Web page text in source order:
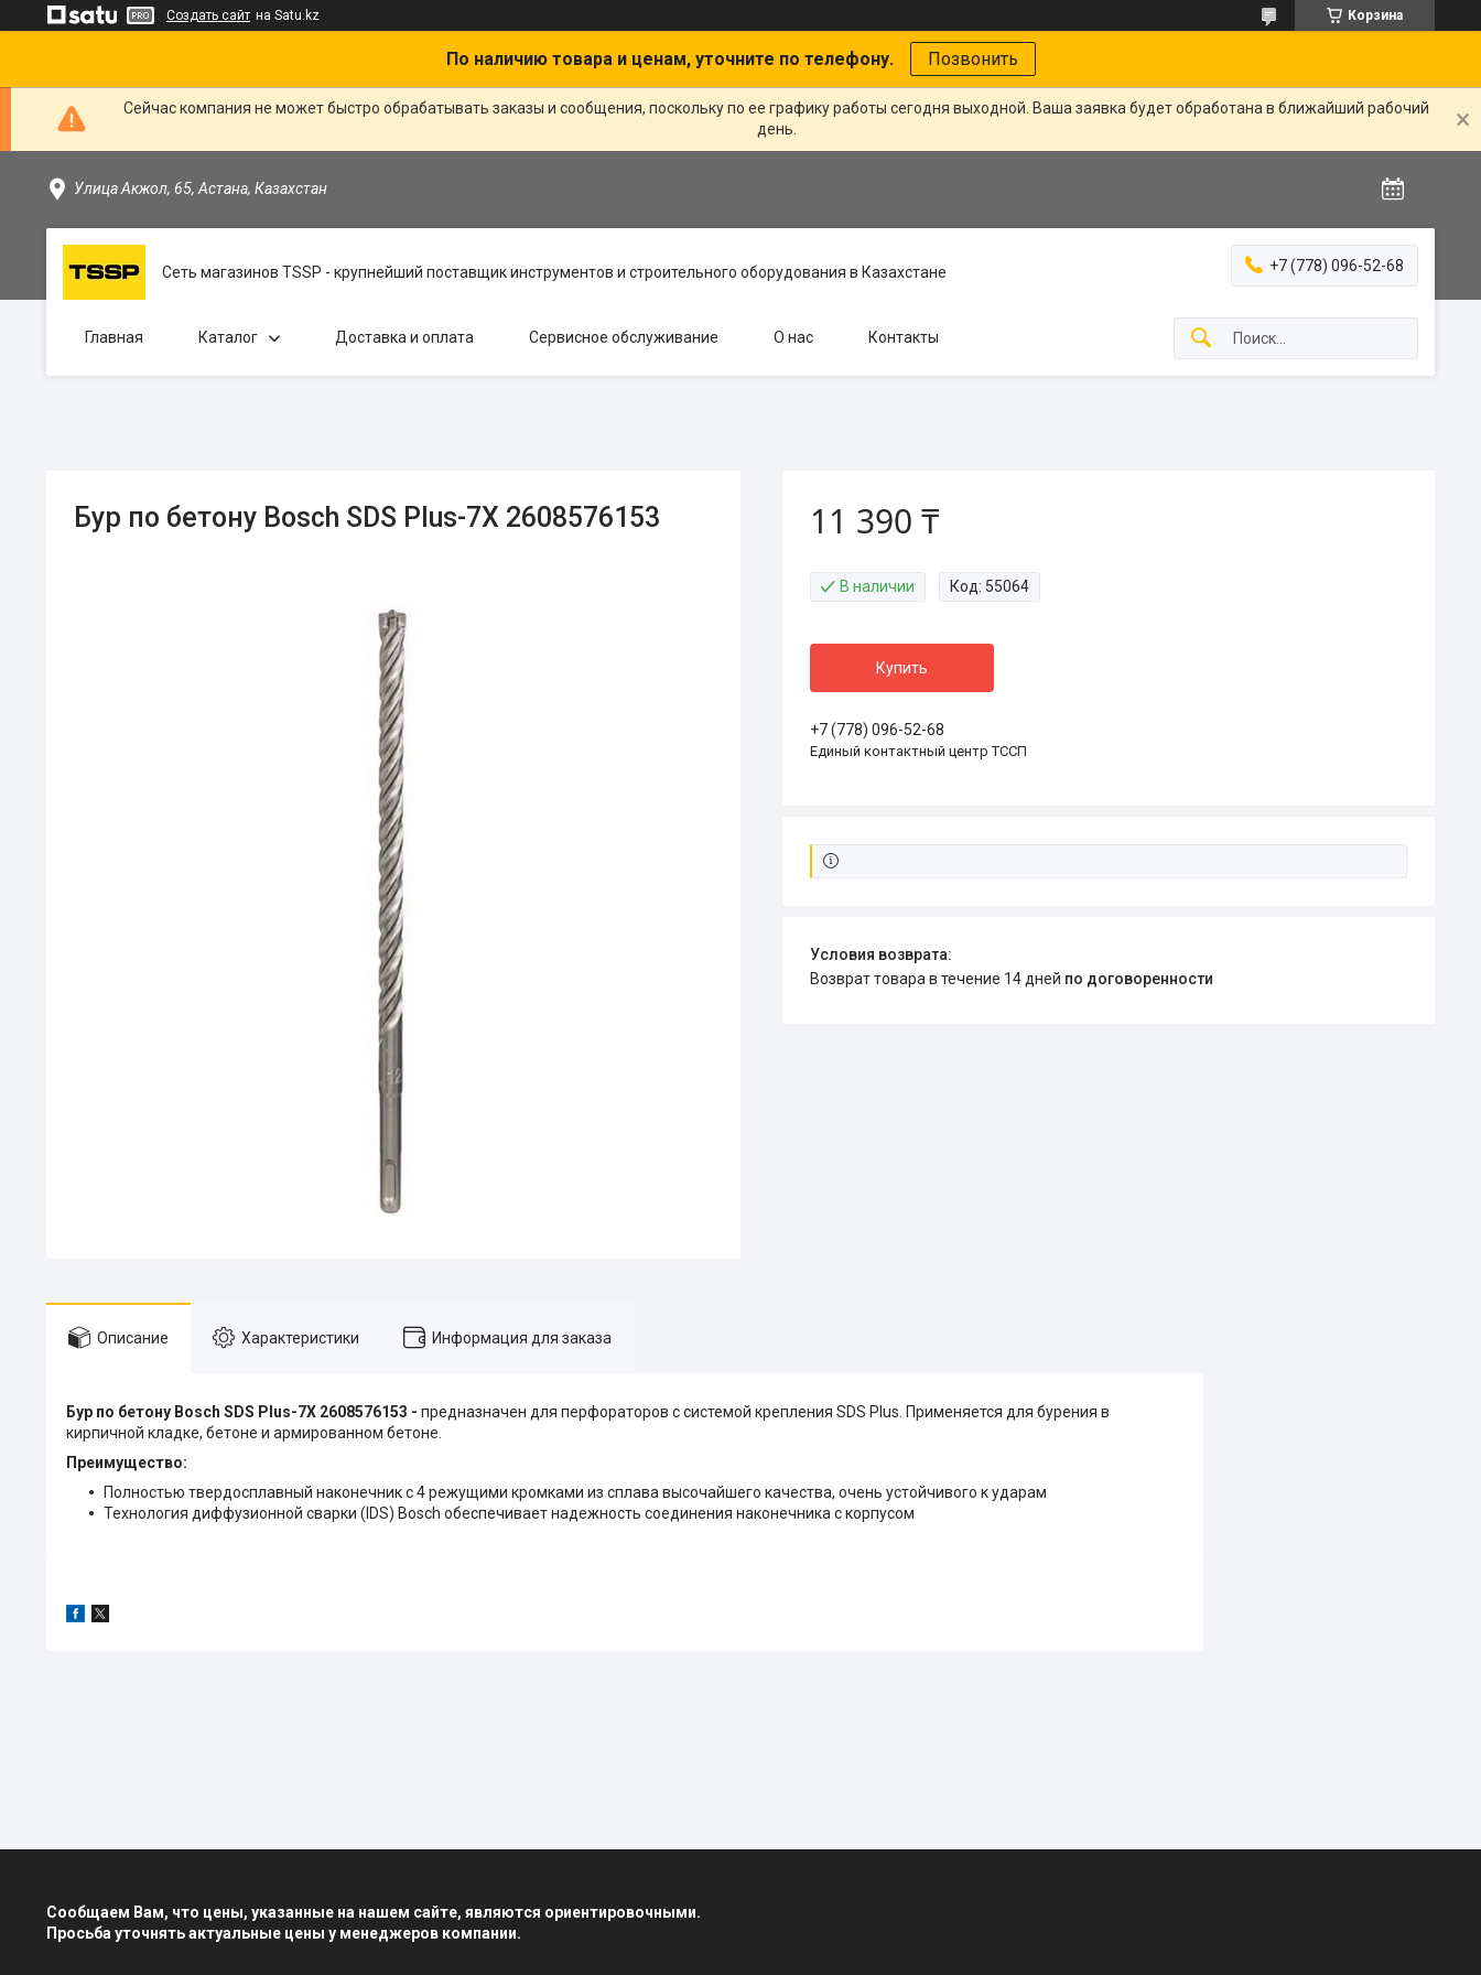
Создать сайт на Satu.kz Корзина
По наличию товара и ценам, уточните по телефону. Позвонить
Сейчас компания не может быстро обрабатывать заказы и сообщения, поскольку по ее графику работы сегодня выходной. Ваша заявка будет обработана в ближайший рабочий
день.
Улица Акжол, 65, Астана, Казахстан
Сеть магазинов TSSP - крупнейший поставщик инструментов и строительного оборудования в Казахстане +7 (778) 096-52-68
Главная Каталог Доставка и оплата Сервисное обслуживание О нас Контакты
Бур по бетону Bosch SDS Plus-7X 2608576153 11 390 ₸
В наличии Код: 55064
Купить
+7 (778) 096-52-68
Единый контактный центр ТССП
возврат товара в течение 14 дней по договоренности
Описание Характеристики Информация для заказа
Бур по бетону Bosch SDS Plus-7X 2608576153 - предназначен для перфораторов с системой крепления SDS Plus. Применяется для бурения в
кирпичной кладке, бетоне и армированном бетоне.
Преимущество:
Полностью твердосплавный наконечник с 4 режущими кромками из сплава высочайшего качества, очень устойчивого к ударам
Технология диффузионной сварки (IDS) Bosch обеспечивает надежность соединения наконечника с корпусом
Сообщаем Вам, что цены, указанные на нашем сайте, являются ориентировочными.
Просьба уточнять актуальные цены у менеджеров компании.